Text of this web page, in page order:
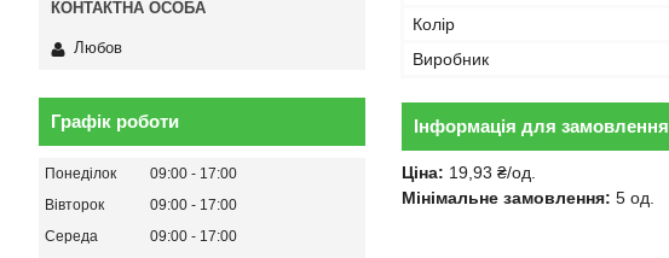
Колір
Виробник
Інформація для замовлення
Ціна: 19,93 ₴/од.
Мінімальне замовлення: 5 од.
Любов
Графік роботи
Понеділок 09:00
17:00
Вівторок
09:00
17:00
Середа
09:00
17:00